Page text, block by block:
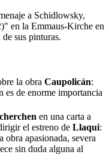
a Schidlowsky,
en la Emmaus-Kirche en
sus pinturas.
la obra Caupolicán:
es de enorme importancia
en una carta a
el estreno de Llaqui:
obra apasionada, severa
sin duda alguna al